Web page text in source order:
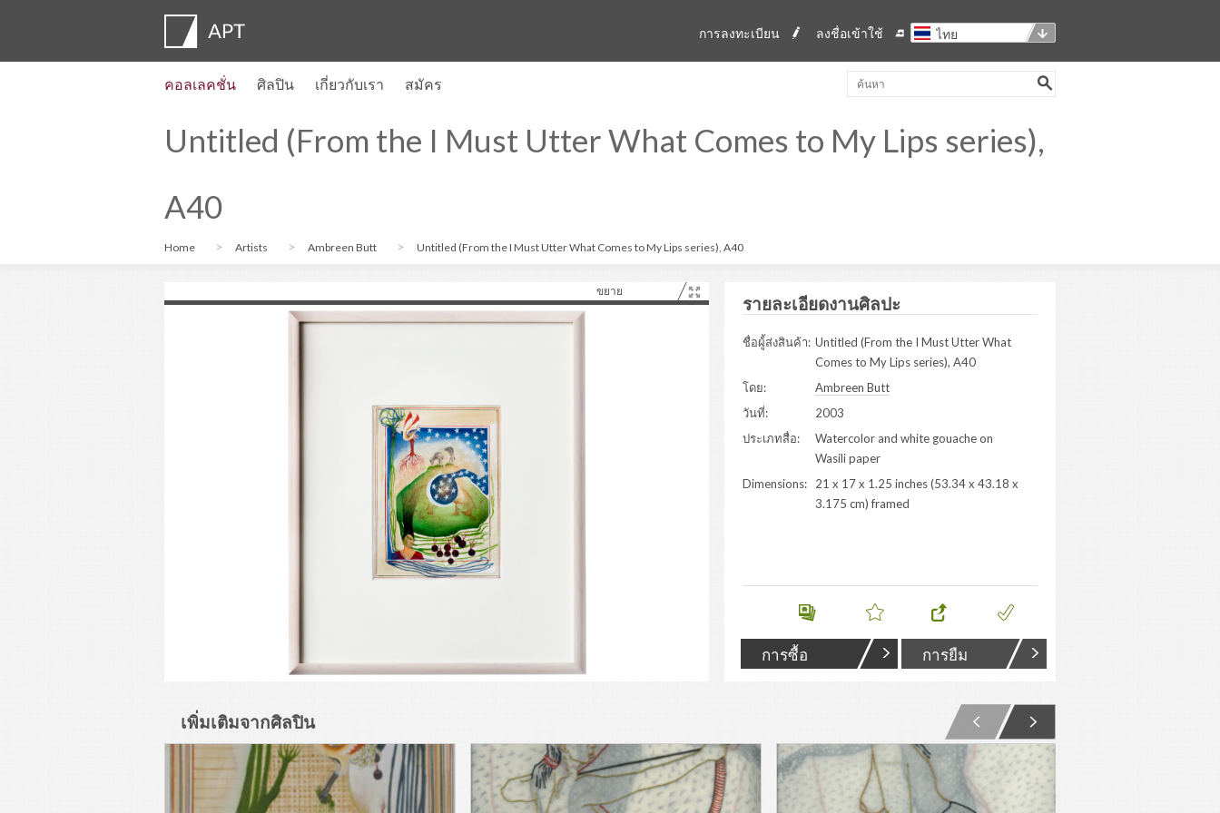
ไทย
ลงชื่อเข้าใช้
การลงทะเบียน
คอลเลคชั่น ศิลปิน เกี่ยวกับเรา สมัคร
Untitled (From the I Must Utter What Comes to My Lips series),
A40
Home Artists Ambreen Butt Untitled (From the I Must Utter What Comes to My Lips series), A40
รายละเอียดงานศิลปะ
ชื่อผู้้ส่งสินค้า: Untitled (From the I Must Utter What
Comes to My Lips series), A40
โดย:
Ambreen Butt
วันที่:
2003
ประเภทสื่อ:
Watercolor and white gouache on
Wasili paper
Dimensions:
21 x 17 x 1.25 inches (53.34 x 43.18 x
3.175 cm) framed
การซื้อ การยืม
ขยาย
เพิ่มเติมจากศิลปิน